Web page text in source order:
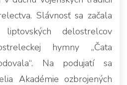
Slávnosť sa začala
delostrelcov
hymny „Čata
Na podujatí sa
Akadémie ozbrojených